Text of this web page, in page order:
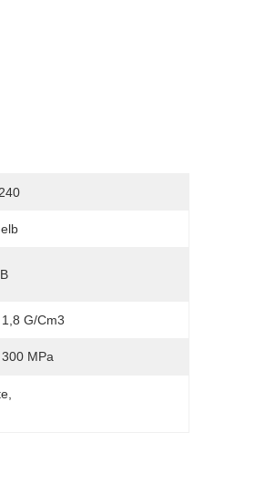
G/cm3
MPa